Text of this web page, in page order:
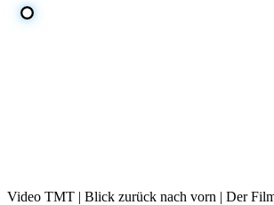
Video TMT | Blick zurück nach vorn | Der